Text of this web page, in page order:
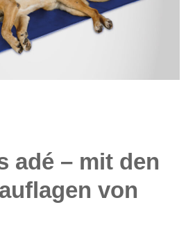
adé – mit den
von